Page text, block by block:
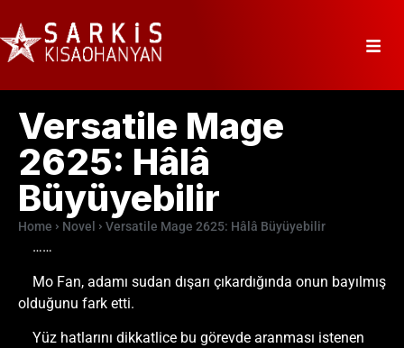
Versatile Mage
2625: Hâlâ
Büyüyebilir
Home Novel Versatile Mage 2625: Hâlâ Büyüyebilir
……
Mo Fan, adamı sudan dışarı çıkardığında onun bayılmış
olduğunu fark etti.
Yüz hatlarını dikkatlice bu görevde aranması istenen